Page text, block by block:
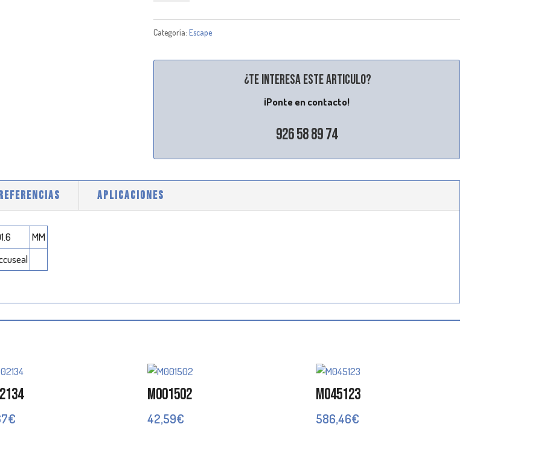
Categoría: Escape
¿Te interesa este articulo?
¡Ponte en contacto!
926 58 89 74
APLICACIONES
MM
€
M001502
42,59€
M045123
586,46€